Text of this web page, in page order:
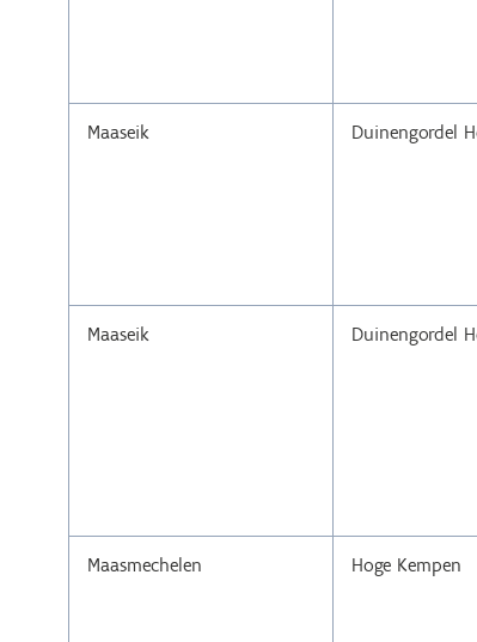
Maaseik Duinengordel
Maaseik Duinengordel
Maasmechelen Hoge Kempen